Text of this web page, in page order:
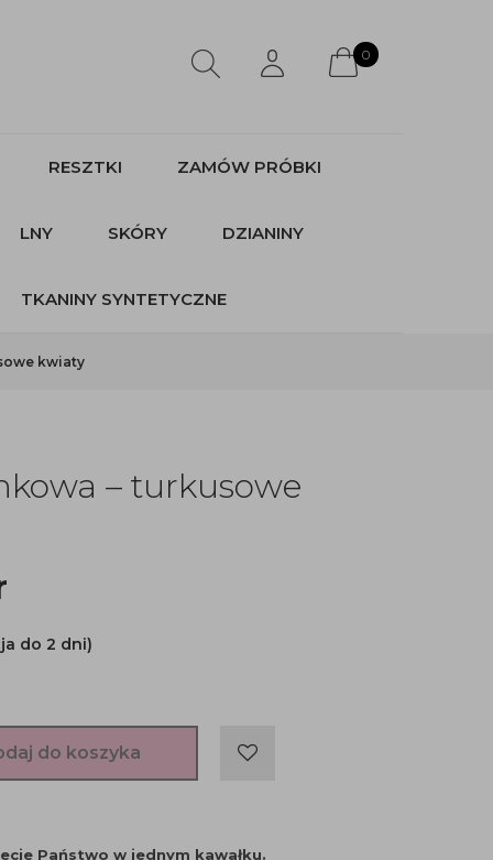
0
RESZTKI ZAMÓW PRÓBKI
LNY SKÓRY DZIANINY
TKANINY SYNTETYCZNE
kwiaty
– turkusowe
do 2 dni)
do koszyka
Państwo w jednym kawałku.